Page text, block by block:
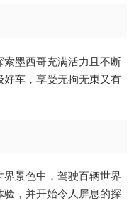
墨西哥充满活力且不断
车，享受无拘无束又有
景色中，驾驶百辆世界
，并开始令人屏息的探